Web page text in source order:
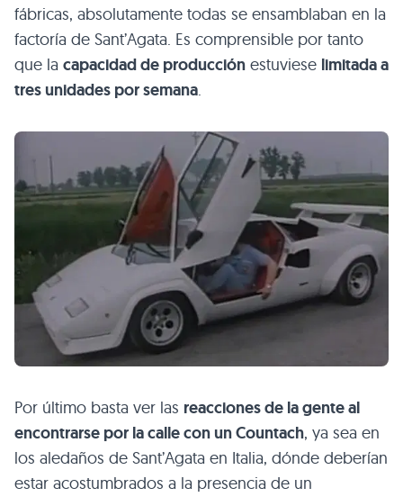
fábricas, absolutamente todas se ensamblaban en la
factoría de Sant’Agata. Es comprensible por tanto
que la capacidad de producción estuviese limitada a
tres unidades por semana.
Por último basta ver las reacciones de la gente al
encontrarse por la calle con un Countach, ya sea en
los aledaños de Sant’Agata en Italia, dónde deberían
estar acostumbrados a la presencia de un